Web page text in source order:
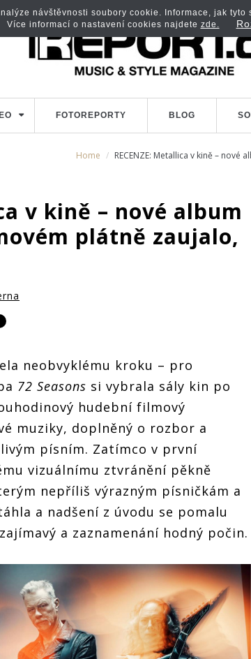
FOTOREPORTY BLOG
Home RECENZE: Metallica v kině –
v kině – nové album
plátně zaujalo,
neobvyklému kroku – pro
72 Seasons si vybrala sály kin po
hudební filmový
muziky, doplněný o rozbor a
písním. Zatímco v první
vizuálnímu ztvránění pěkně
nepříliš výrazným písničkám a
a nadšení z úvodu se pomalu
a zaznamenání hodný počin.
návštěvnosti soubory cookie. Informace, jak
Více informací o nastavení cookies najdete zde.